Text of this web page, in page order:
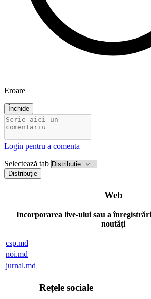
Eroare
Închide
Login pentru a comenta
Selectează tab
Distribuție
Web
Incorporarea live-ului sau a
noutăți
csp.md
noi.md
jurnal.md
Rețele sociale